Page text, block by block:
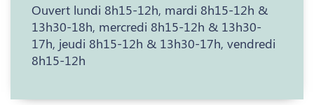
Ouvert lundi 8h15-12h, mardi 8h15-12h &
13h30-18h, mercredi 8h15-12h & 13h30-
17h, jeudi 8h15-12h & 13h30-17h, vendredi
8h15-12h